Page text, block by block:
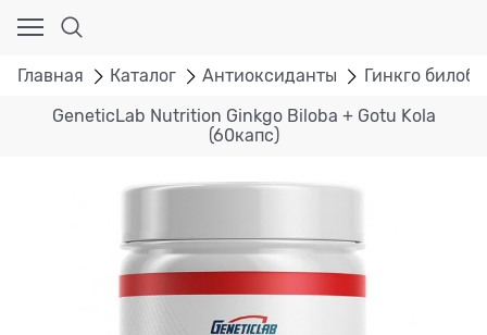
Главная Каталог Антиоксиданты Гинкго билоба
GeneticLab Nutrition Ginkgo Biloba + Gotu Kola
(60капс)